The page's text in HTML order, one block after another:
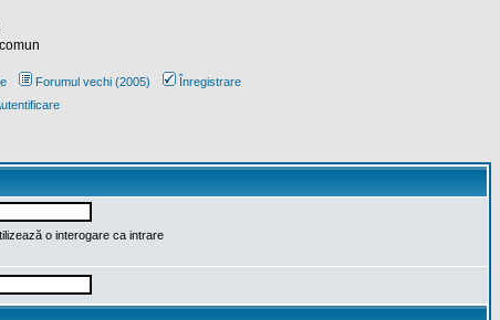
Forumul vechi (2005)
Înregistrare
o interogare ca intrare